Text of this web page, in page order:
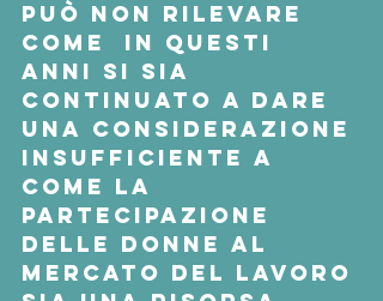
può non rilevare
come  in questi
anni si sia
continuato a dare
una considerazione
insufficiente a
come la
partecipazione
delle donne al
mercato del lavoro